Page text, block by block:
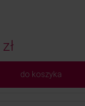
do koszyka